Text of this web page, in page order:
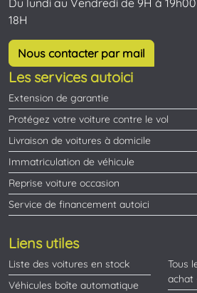
Du lundi au Vendredi de 9H à
18H
Nous contacter par mail
Les services autoici
Extension de garantie
Protégez votre voiture contre le vol
Livraison de voitures à domicile
Immatriculation de véhicule
Reprise voiture occasion
Service de financement autoici
Liens utiles
Liste des voitures en stock
Véhicules boîte automatique
Tous
achat